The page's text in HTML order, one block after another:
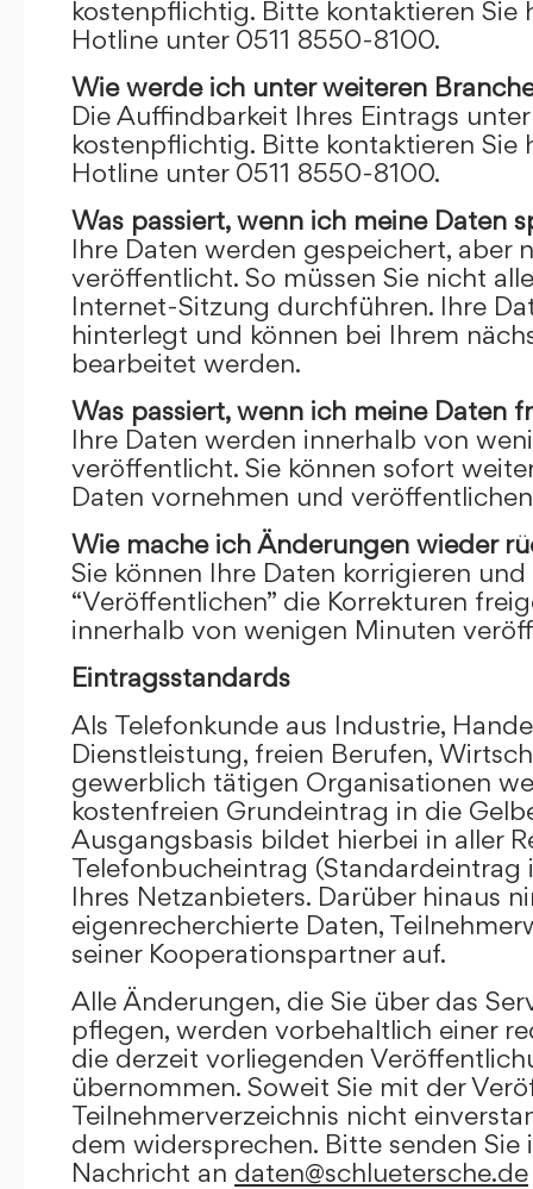
kostenpflichtig. Bitte kontaktieren Sie
Hotline unter 0511 8550-8100.
Wie werde ich unter weiteren
Die Auffindbarkeit Ihres Eintrags
kostenpflichtig. Bitte kontaktieren Sie
Hotline unter 0511 8550-8100.
Was passiert, wenn ich meine Daten
Ihre Daten werden gespeichert, aber
veröffentlicht. So müssen Sie nicht
Internet-Sitzung durchführen. Ihre
hinterlegt und können bei Ihrem
bearbeitet werden.
Was passiert, wenn ich meine Daten
Ihre Daten werden innerhalb von
veröffentlicht. Sie können sofort
Daten vornehmen und
Wie mache ich Änderungen wieder
Sie können Ihre Daten korrigieren
“Veröffentlichen” die Korrekturen
innerhalb von wenigen Minuten
Eintragsstandards
Als Telefonkunde aus Industrie,
Dienstleistung, freien Berufen,
gewerblich tätigen Organisationen
kostenfreien Grundeintrag in die
Ausgangsbasis bildet hierbei in aller
Telefonbucheintrag (Standardeintrag
Ihres Netzanbieters. Darüber hinaus
eigenrecherchierte Daten,
seiner Kooperationspartner auf.
Alle Änderungen, die Sie über das
pflegen, werden vorbehaltlich einer
die derzeit vorliegenden
übernommen. Soweit Sie mit der
Teilnehmerverzeichnis nicht
dem widersprechen. Bitte senden Sie
Nachricht an daten@schluetersche.de